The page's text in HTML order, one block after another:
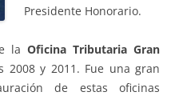
Presidente Honorario.
la Oficina Tributaria Gran
y 2011. Fue una gran
de estas oficinas